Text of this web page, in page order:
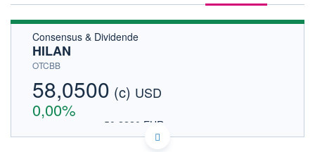
ACTIONNAIRES
Consensus & Dividende
HILAN
OTCBB
58,0500 (c) USD
0,00%
50,2220 EUR